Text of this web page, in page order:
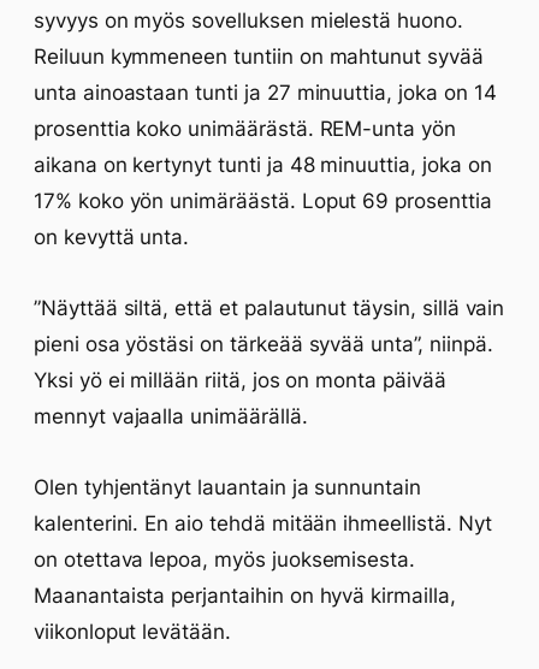
syvyys on myös sovelluksen mielestä huono.
Reiluun kymmeneen tuntiin on mahtunut syvää
unta ainoastaan tunti ja 27 minuuttia, joka on 14
prosenttia koko unimäärästä. REM-unta yön
aikana on kertynyt tunti ja 48 minuuttia, joka on
17% koko yön unimäräästä. Loput 69 prosenttia
on kevyttä unta.
”Näyttää siltä, että et palautunut täysin, sillä vain
pieni osa yöstäsi on tärkeää syvää unta”, niinpä.
Yksi yö ei millään riitä, jos on monta päivää
mennyt vajaalla unimäärällä.
Olen tyhjentänyt lauantain ja sunnuntain
kalenterini. En aio tehdä mitään ihmeellistä. Nyt
on otettava lepoa, myös juoksemisesta.
Maanantaista perjantaihin on hyvä kirmailla,
viikonloput levätään.